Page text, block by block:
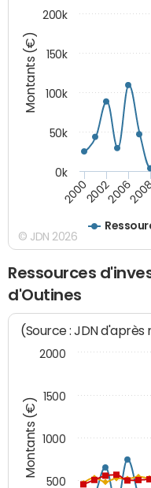
Montants (€)
200020022006
0k
50k
100k
150k
200k
© JDN 2026
Ressources
d'Outines
Montants (€)
(Source : JDN
500
1000
1500
2000